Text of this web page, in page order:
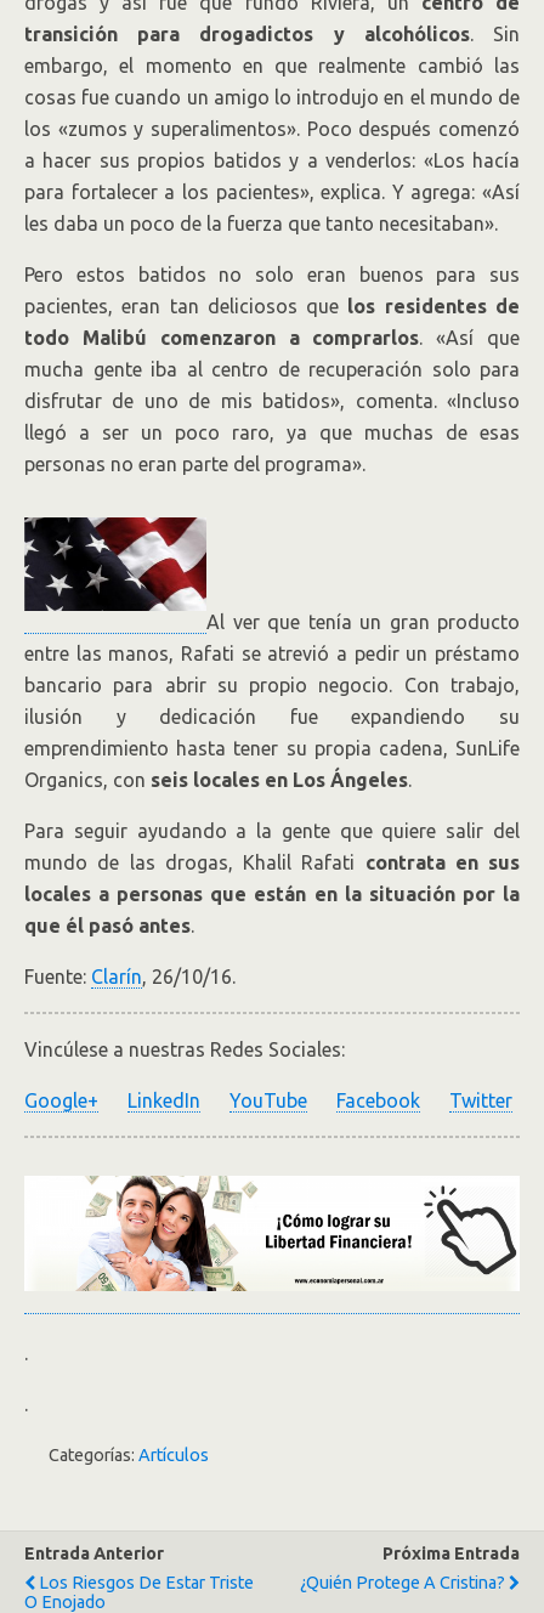
transición para drogadictos y alcohólicos. Sin
embargo, el momento en que realmente cambió las
cosas fue cuando un amigo lo introdujo en el mundo de
los «zumos y superalimentos». Poco después comenzó
a hacer sus propios batidos y a venderlos: «Los hacía
para fortalecer a los pacientes», explica. Y agrega: «Así
les daba un poco de la fuerza que tanto necesitaban».
Pero estos batidos no solo eran buenos para sus
pacientes, eran tan deliciosos que los residentes de
todo Malibú comenzaron a comprarlos. «Así que
mucha gente iba al centro de recuperación solo para
disfrutar de uno de mis batidos», comenta. «Incluso
llegó a ser un poco raro, ya que muchas de esas
personas no eran parte del programa».
Al ver que tenía un gran producto
entre las manos, Rafati se atrevió a pedir un préstamo
bancario para abrir su propio negocio. Con trabajo,
ilusión y dedicación fue expandiendo su
emprendimiento hasta tener su propia cadena, SunLife
Organics, con seis locales en Los Ángeles
Para seguir ayudando a la gente que quiere salir del
mundo de las drogas, Khalil Rafati contrata en sus
locales a personas que están en la situación por la
que él pasó antes
Fuente: Clarín , 26/10/16.
Vincúlese a nuestras Redes Sociales:
Google+ LinkedIn YouTube Facebook Twitter
.
.
Categorías: Artículos
Entrada Anterior
Los Riesgos De Estar Triste
O Enojado
Próxima Entrada
¿Quién Protege A Cristina?